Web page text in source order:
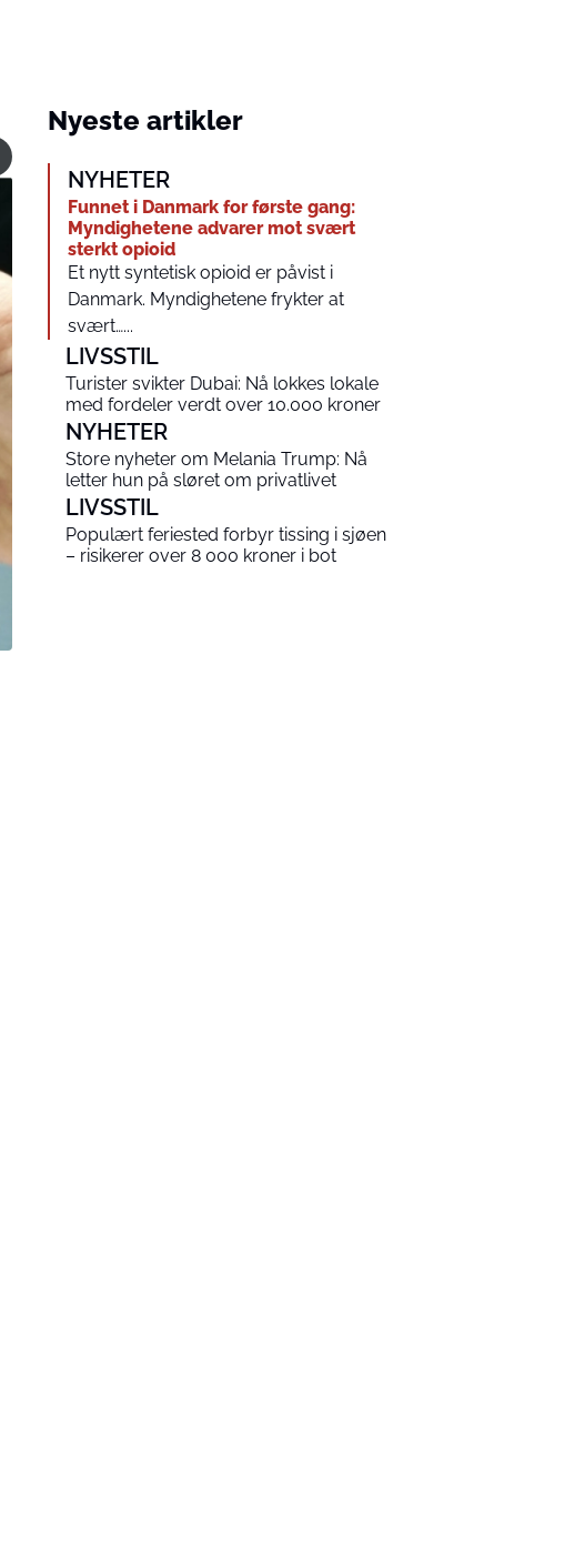
Nyeste artikler
NYHETER
Funnet i Danmark for første gang:
Myndighetene advarer mot svært
sterkt opioid
Et nytt syntetisk opioid er påvist i
Danmark. Myndighetene frykter at
svært…...
LIVSSTIL
Turister svikter Dubai: Nå lokkes lokale
med fordeler verdt over 10.000 kroner
NYHETER
Store nyheter om Melania Trump: Nå
letter hun på sløret om privatlivet
LIVSSTIL
Populært feriested forbyr tissing i sjøen
– risikerer over 8 000 kroner i bot